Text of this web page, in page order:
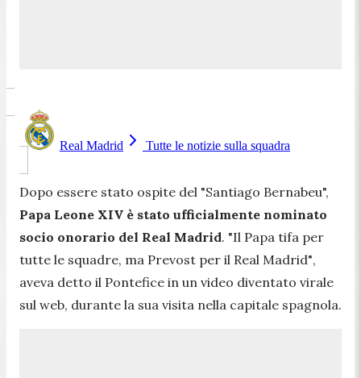
Real Madrid Tutte le notizie sulla squadra
Dopo essere stato ospite del "Santiago Bernabeu",
Papa Leone XIV è stato ufficialmente nominato
socio onorario del Real Madrid. "Il Papa tifa per
tutte le squadre, ma Prevost per il Real Madrid",
aveva detto il Pontefice in un video diventato virale
sul web, durante la sua visita nella capitale spagnola.